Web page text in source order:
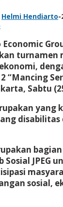
Helmi Hendiarto-
turnamen
“Mancing
Sabtu
yang
disabilitas
Sosial JPEG
sosial,